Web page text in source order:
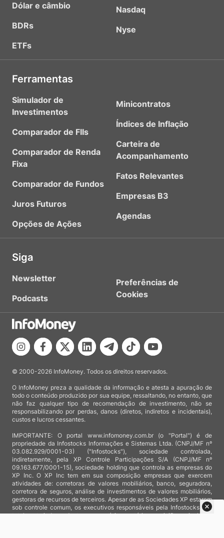
Dólar e câmbio
BDRs
ETFs
Nasdaq
Nyse
Ferramentas
Simulador de
Investimentos
Comparador de FIIs
Comparador de Renda
Fixa
Comparador de Fundos
Juros Futuros
Opções de Ações
Minicontratos
Índices de Inflação
Carteira de
Acompanhamento
Fatos Relevantes
Empresas B3
Agendas
Siga
Newsletter
Podcasts
Preferências de
Cookies
© 2000-2026 InfoMoney. Todos os direitos reservados.
O InfoMoney preza a qualidade da informação e atesta a apuração de
todo o conteúdo produzido por sua equipe, ressaltando, no entanto, que
não faz qualquer tipo de recomendação de investimento, não se
responsabilizando por perdas, danos (diretos, indiretos e incidentais),
custos e lucros cessantes.
IMPORTANTE: O portal www.infomoney.com.br (o "Portal") é de
propriedade da Infostocks Informações e Sistemas Ltda. (CNPJ/MF nº
03.082.929/0001-03) ("Infostocks"), sociedade controlada,
indiretamente, pela XP Controle Participações S/A (CNPJ/MF nº
09.163.677/0001-15), sociedade holding que controla as empresas do
XP Inc. O XP Inc tem em sua composição empresas que exercem
atividades de: corretoras de valores mobiliários, banco, seguradora,
corretora de seguros, análise de investimentos de valores mobiliários,
gestoras de recursos de terceiros. Apesar de as Sociedades XP estarem
sob controle comum, os executivos responsáveis pela Infostocks são
totalmente independentes e as notícias, matérias e opiniões veiculadas